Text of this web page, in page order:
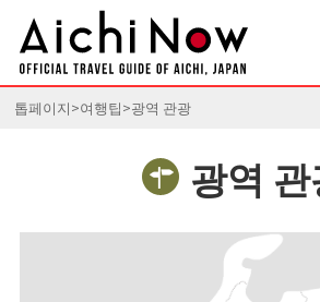
톱페이지 여행팁 광역 관광
광역